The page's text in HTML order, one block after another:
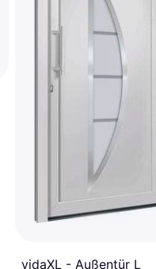
vidaXL - Außentür L